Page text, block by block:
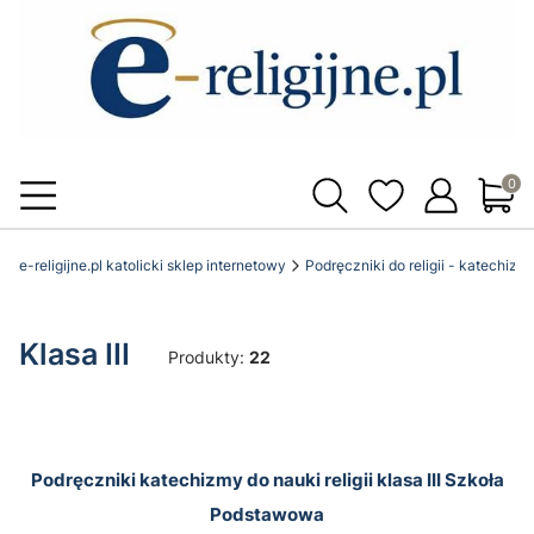
e-religijne.pl katolicki sklep internetowy Podręczniki do religii -
Klasa III Produkty: 22
Podręczniki katechizmy do nauki religii klasa III Szkoła
Podstawowa